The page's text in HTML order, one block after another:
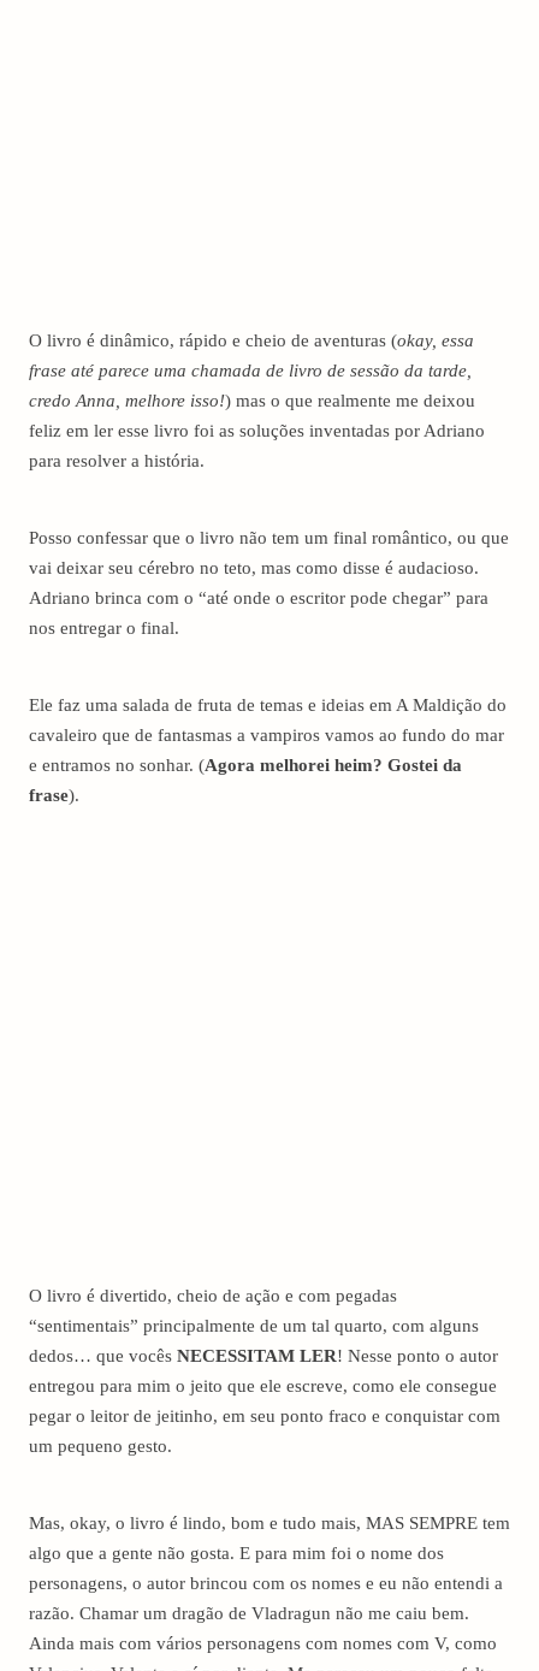
O livro é dinâmico, rápido e cheio de aventuras (okay, essa
frase até parece uma chamada de livro de sessão da tarde,
credo Anna, melhore isso!) mas o que realmente me deixou
feliz em ler esse livro foi as soluções inventadas por Adriano
para resolver a história.
Posso confessar que o livro não tem um final romântico, ou que
vai deixar seu cérebro no teto, mas como disse é audacioso.
Adriano brinca com o “até onde o escritor pode chegar” para
nos entregar o final.
Ele faz uma salada de fruta de temas e ideias em A Maldição do
cavaleiro que de fantasmas a vampiros vamos ao fundo do mar
e entramos no sonhar. (Agora melhorei heim? Gostei da
frase).
O livro é divertido, cheio de ação e com pegadas
“sentimentais” principalmente de um tal quarto, com alguns
dedos… que vocês NECESSITAM LER! Nesse ponto o autor
entregou para mim o jeito que ele escreve, como ele consegue
pegar o leitor de jeitinho, em seu ponto fraco e conquistar com
um pequeno gesto.
Mas, okay, o livro é lindo, bom e tudo mais, MAS SEMPRE tem
algo que a gente não gosta. E para mim foi o nome dos
personagens, o autor brincou com os nomes e eu não entendi a
razão. Chamar um dragão de Vladragun não me caiu bem.
Ainda mais com vários personagens com nomes com V, como